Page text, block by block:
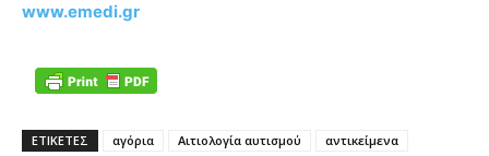
www.emedi.gr
ΕΤΙΚΕΤΕΣ αγόρια Αιτιολογία αυτισμού
αντικείμενα